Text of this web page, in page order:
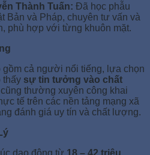
Thành Tuấn: Đã học phẫu
Bản và Pháp, chuyên tư vấn và
phù hợp với từng khuôn mặt.
gồm cả người nổi tiếng, lựa chọn
thấy sự tin tưởng vào chất
thường xuyên công khai
tế trên các nền tảng mạng xã
đánh giá uy tín và chất lượng.
dao động từ 18 – 42 triệu